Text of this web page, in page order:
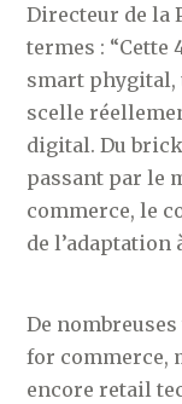
Directeur de la
termes : “Cette
smart phygital,
scelle
digital. Du
passant par le
commerce, le
de l’adaptation
De
for commerce,
encore retail